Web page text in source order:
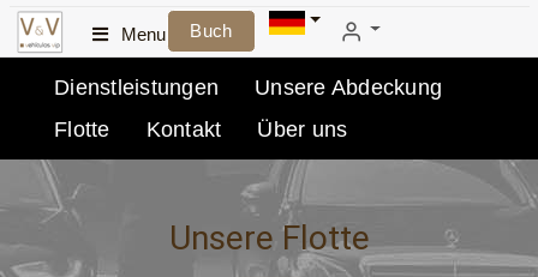
Menu Buch
Dienstleistungen
Unsere Abdeckung
Flotte
Kontakt Über uns
Unsere Flotte